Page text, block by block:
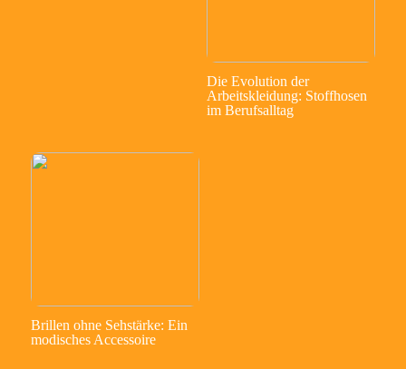
Die Evolution der
Arbeitskleidung: Stoffhosen
im Berufsalltag
Brillen ohne Sehstärke: Ein
modisches Accessoire